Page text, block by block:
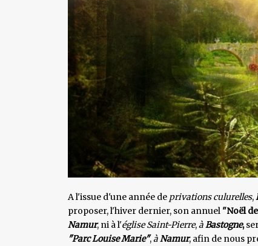
A l'issue d'une année de privations culurelles,
proposer, l'hiver dernier, son annuel "Noël
Namur, ni à l'église Saint-Pierre,àBastogne,
"Parc Louise Marie",àNamur, afin de nous